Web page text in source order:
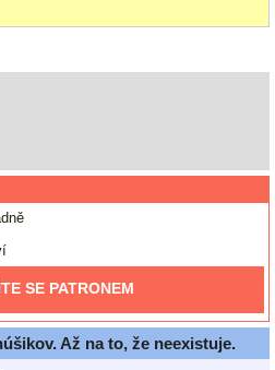
SE PATRONEM
Až na to, že neexistuje.